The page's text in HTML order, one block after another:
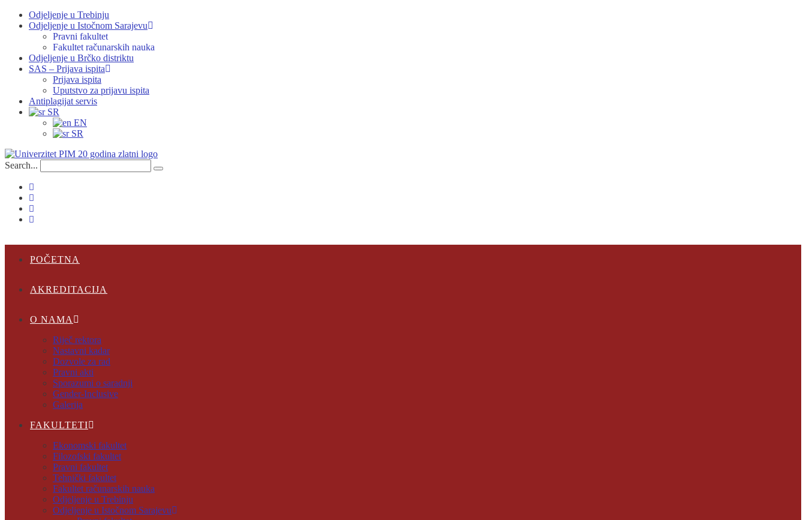
Odjeljenje u Trebinju
Odjeljenje u Istočnom Sarajevu
Pravni fakultet
Fakultet računarskih nauka
Odjeljenje u Brčko distriktu
SAS – Prijava ispita
Prijava ispita
Uputstvo za prijavu ispita
Antiplagijat servis
SR
EN
SR
Search...
POČETNA
AKREDITACIJA
O NAMA
Riječ rektora
Nastavni kadar
Dozvole za rad
Pravni akti
Sporazumi o saradnji
Gender-Inclusive
Galerija
FAKULTETI
Ekonomski fakultet
Filozofski fakultet
Pravni fakultet
Tehnički fakultet
Fakultet računarskih nauka
Odjeljenje u Trebinju
Odjeljenje u Istočnom Sarajevu